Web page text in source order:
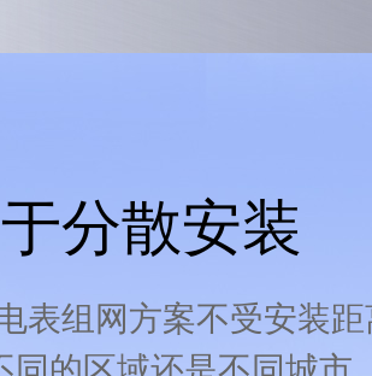
分散安装
表组网方案不受安装
同的区域还是不同城市